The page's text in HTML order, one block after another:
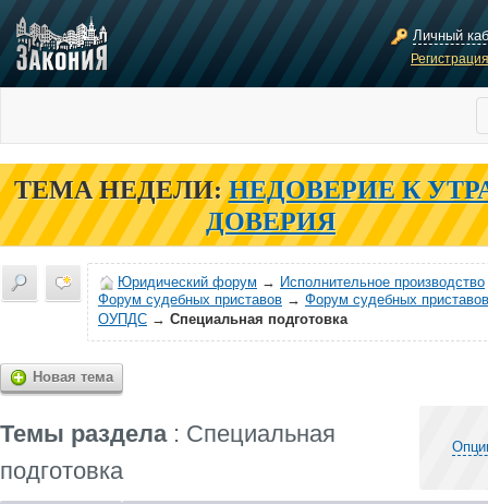
Личный
ТЕМА НЕДЕЛИ: НЕДОВЕРИЕ К
ДОВЕРИЯ
Юридический форум → Исполнительное производство
Форум судебных приставов → Форум судебных
ОУПДС → Специальная подготовка
Новая тема
Темы раздела: Специальная
подготовка